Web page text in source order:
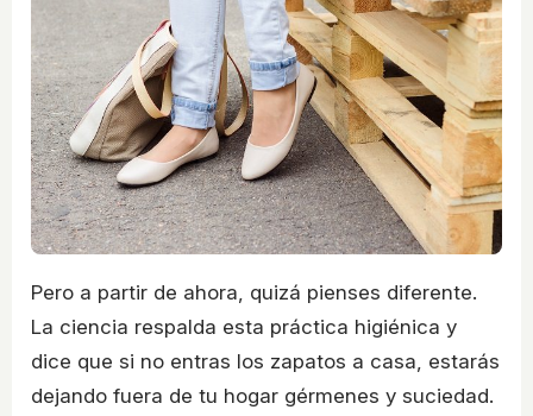
Pero a partir de ahora, quizá pienses diferente.
La ciencia respalda esta práctica higiénica y
dice que si no entras los zapatos a casa, estarás
dejando fuera de tu hogar gérmenes y suciedad.